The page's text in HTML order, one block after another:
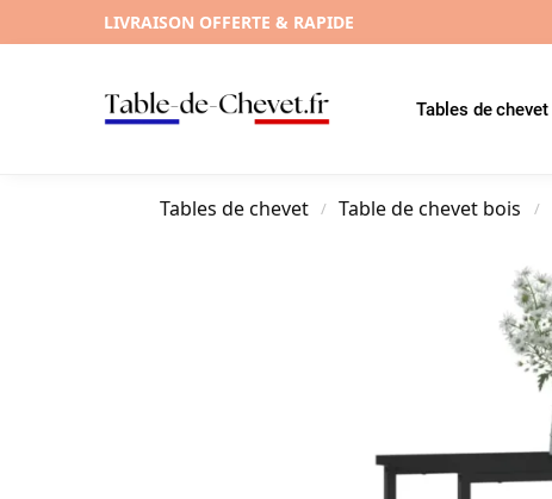
LIVRAISON OFFERTE & RAPIDE
Tables de chevet
Tables de chevet / Table de chevet bois /